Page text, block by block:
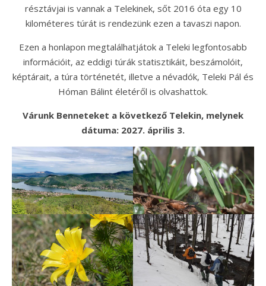
résztávjai is vannak a Telekinek, sőt 2016 óta egy 10
kilométeres túrát is rendezünk ezen a tavaszi napon.
Ezen a honlapon megtalálhatjátok a Teleki legfontosabb
információit, az eddigi túrák statisztikáit, beszámolóit,
képtárait, a túra történetét, illetve a névadók, Teleki Pál és
Hóman Bálint életéről is olvashattok.
Várunk Benneteket a következő Telekin, melynek
dátuma: 2027. április 3.